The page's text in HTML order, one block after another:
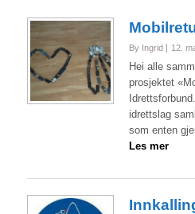
By Ingrid 12.
Hei alle
prosjektet
idrettslag
som enten
Les mer